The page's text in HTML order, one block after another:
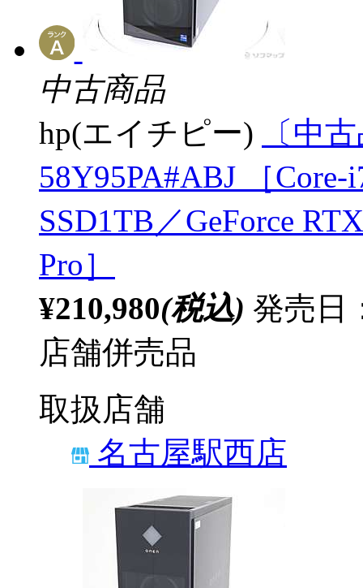
中古商品
hp(エイチピー)
〔中
58Y95PA#ABJ ［
SSD1TB／GeForce
Pro］
¥210,980(税込) 発売日
店舗併売品
取扱店舗
名古屋駅西店